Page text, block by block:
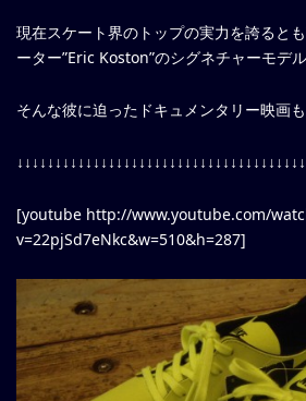
現在スケート界のトップの実力を誇ると
ーター”Eric Koston”のシグネチャーモデル
そんな彼に迫ったドキュメンタリー映画も
[youtube http://www.youtube.com/
v=22pjSd7eNkc&w=510&h=287]